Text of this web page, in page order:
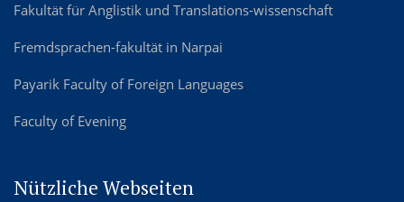
Fakultät für Anglistik und Translations-wissenschaft
Fremdsprachen-fakultät in Narpai
Payarik Faculty of Foreign Languages
Faculty of Evening
Nützliche Webseiten